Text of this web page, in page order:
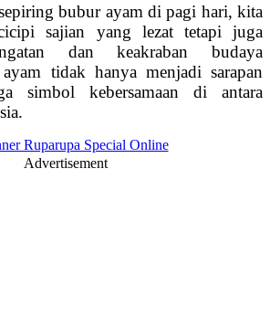
bubur ayam di pagi hari, kita
sajian yang lezat tetapi juga
dan keakraban budaya
tidak hanya menjadi sarapan
simbol kebersamaan di antara
Advertisement